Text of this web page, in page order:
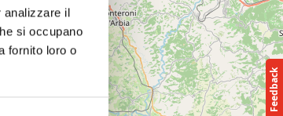
analizzare il
si occupano
fornito loro o